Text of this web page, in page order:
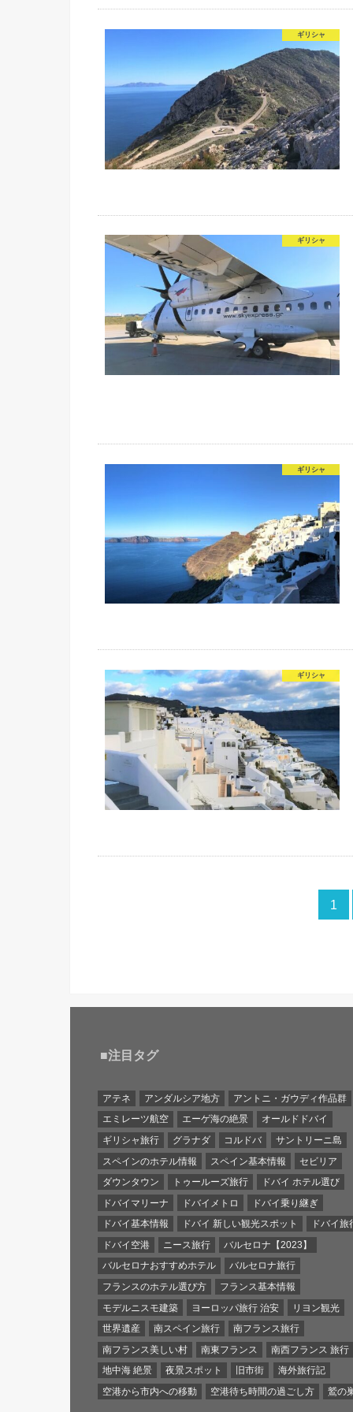
ギリシャ
ギリシャ
ギリシャ
ギリシャ
1
■注目タグ
アテネ アンダルシア地方
アントニ・ガウディ作品群
エミレーツ航空
エーゲ海の絶景
オールドドバイ
ギリシャ旅行
グラナダ コルドバ
サントリーニ島
スペインのホテル情報
スペイン基本情報
セビリア
ダウンタウン
トゥールーズ旅行
ドバイ ホテル選び
ドバイマリーナ
ドバイメトロ
ドバイ乗り継ぎ
ドバイ基本情報
ドバイ 新しい観光スポット
ドバイ旅
ドバイ空港
ニース旅行
バルセロナ【2023】
バルセロナおすすめホテル
バルセロナ旅行
フランスのホテル選び方
フランス基本情報
モデルニスモ建築
ヨーロッパ旅行 治安
リヨン観光
世界遺産
南スペイン旅行
南フランス旅行
南フランス美しい村
南東フランス
南西フランス 旅行
地中海 絶景
夜景スポット 旧市街
海外旅行記
空港から市内への移動
空港待ち時間の過ごし方 鷲の